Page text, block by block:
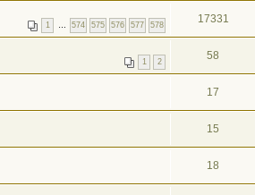
1 … 574 575 576 577 578 17331
1 2 58
17
15
18